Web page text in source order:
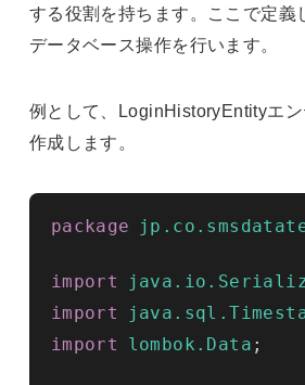
する役割を持ちます。ここで定義
データベース操作を行います。
例として、LoginHistoryEntityエ
作成します。
package
import
import
import
lombok.Data ;